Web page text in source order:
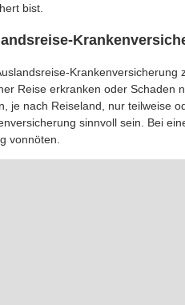
bist.
Reise erkranken oder Schaden
je nach Reiseland, nur teilweise
sinnvoll sein. Bei
vonnöten.